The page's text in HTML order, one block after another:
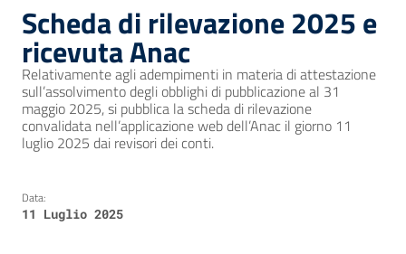
Scheda di rilevazione 2025 e
ricevuta Anac
Relativamente agli adempimenti in materia di attestazione
sull’assolvimento degli obblighi di pubblicazione al 31
maggio 2025, si pubblica la scheda di rilevazione
convalidata nell’applicazione web dell’Anac il giorno 11
luglio 2025 dai revisori dei conti.
Data:
11 Luglio 2025